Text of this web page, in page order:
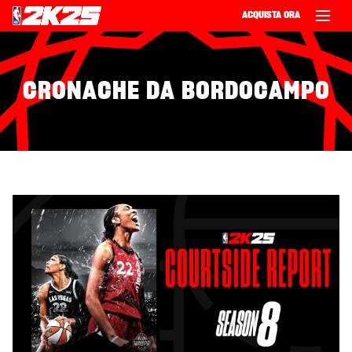
ACQUISTA ORA
CRONACHE DA BORDOCAMPO